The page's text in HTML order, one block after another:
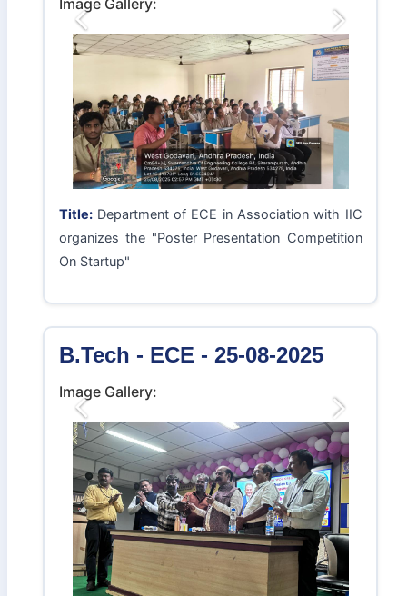
Title:Department Fest PRADYOT-2K25
Image Gallery:
Title: Department of ECE in Association with IIC
organizes the "Poster Presentation Competition